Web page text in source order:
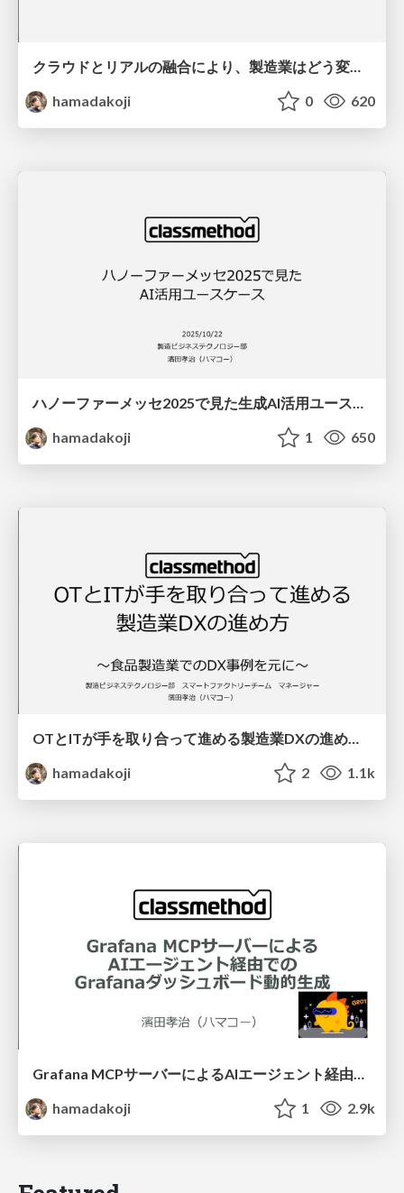
クラウドとリアルの融合により、製造業はどう変わるのか？〜クラスメソッドの製造業への取組と共に〜
hamadakoji
0 620
hamadakoji
1 650
OTとITが手を取り合って進める製造業DXの進め方〜食品製造業でのDX事例を元に〜
hamadakoji
2 1.1k
Grafana MCPサーバーによるAIエージェント経由でのGrafanaダッシュボード動的生成
hamadakoji
1 2.9k